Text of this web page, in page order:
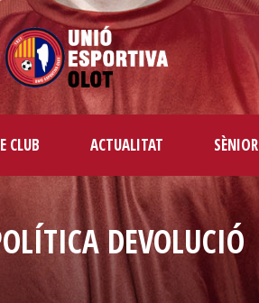
CLUB ACTUALITAT SÈNIOR
DEVOLUCIÓ